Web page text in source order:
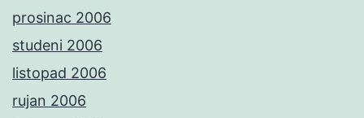
prosinac 2006
studeni 2006
listopad 2006
rujan 2006